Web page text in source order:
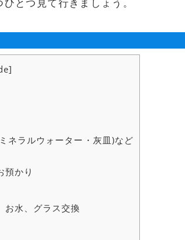
とつ見て行きましょう。
]
ネラルウォーター・灰皿)など
預かり
お水、グラス交換